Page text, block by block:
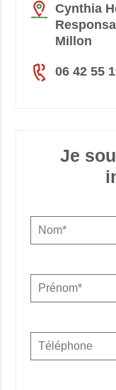
Cynthia
Millon
06 42 55
Je